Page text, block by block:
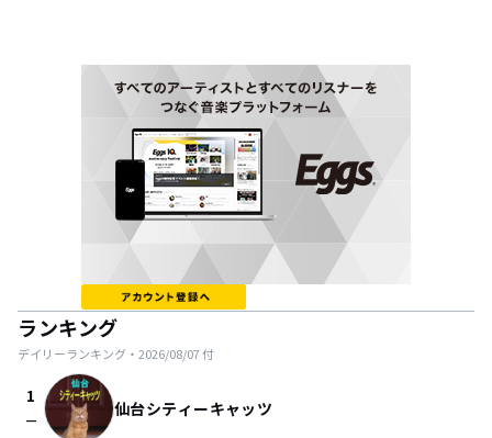
ランキング
デイリーランキング・ 2026/08/07付
1
check_indeterminate_small 仙台シティーキャッツ